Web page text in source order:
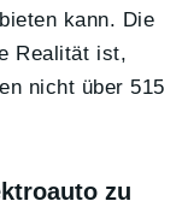
kann. Die
Realität ist,
nicht über 515
zu